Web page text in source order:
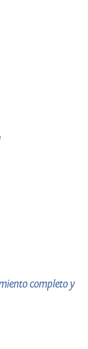
completo y